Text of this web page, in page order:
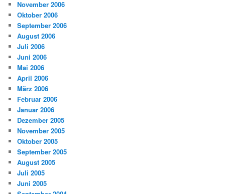
November 2006
Oktober 2006
September 2006
August 2006
Juli 2006
Juni 2006
Mai 2006
April 2006
März 2006
Februar 2006
Januar 2006
Dezember 2005
November 2005
Oktober 2005
September 2005
August 2005
Juli 2005
Juni 2005